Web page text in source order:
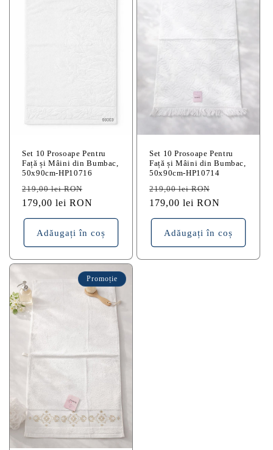
Set 10 Prosoape Pentru
Față și Mâini din Bumbac,
50x90cm-HP10716
Preț
obișnuit
219,00 lei RON
redus
179,00 lei RON
Adăugați în coș
Set 10 Prosoape Pentru
Față și Mâini din Bumbac,
50x90cm-HP10714
Preț
obișnuit
219,00 lei RON
redus
179,00 lei RON
Adăugați în coș
Promoție